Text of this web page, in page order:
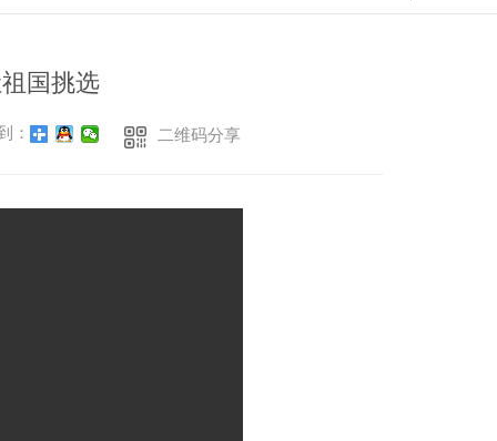
国挑选
： 二维码分享